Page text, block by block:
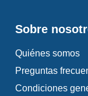
Sobre
Quiénes somos
Preguntas
Condiciones